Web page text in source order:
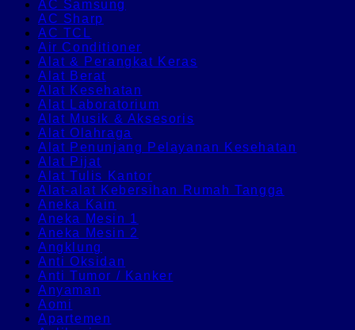
AC Samsung
AC Sharp
AC TCL
Air Conditioner
Alat & Perangkat Keras
Alat Berat
Alat Kesehatan
Alat Laboratorium
Alat Musik & Aksesoris
Alat Olahraga
Alat Penunjang Pelayanan Kesehatan
Alat Pijat
Alat Tulis Kantor
Alat-alat Kebersihan Rumah Tangga
Aneka Kain
Aneka Mesin 1
Aneka Mesin 2
Angklung
Anti Oksidan
Anti Tumor / Kanker
Anyaman
Aomi
Apartemen